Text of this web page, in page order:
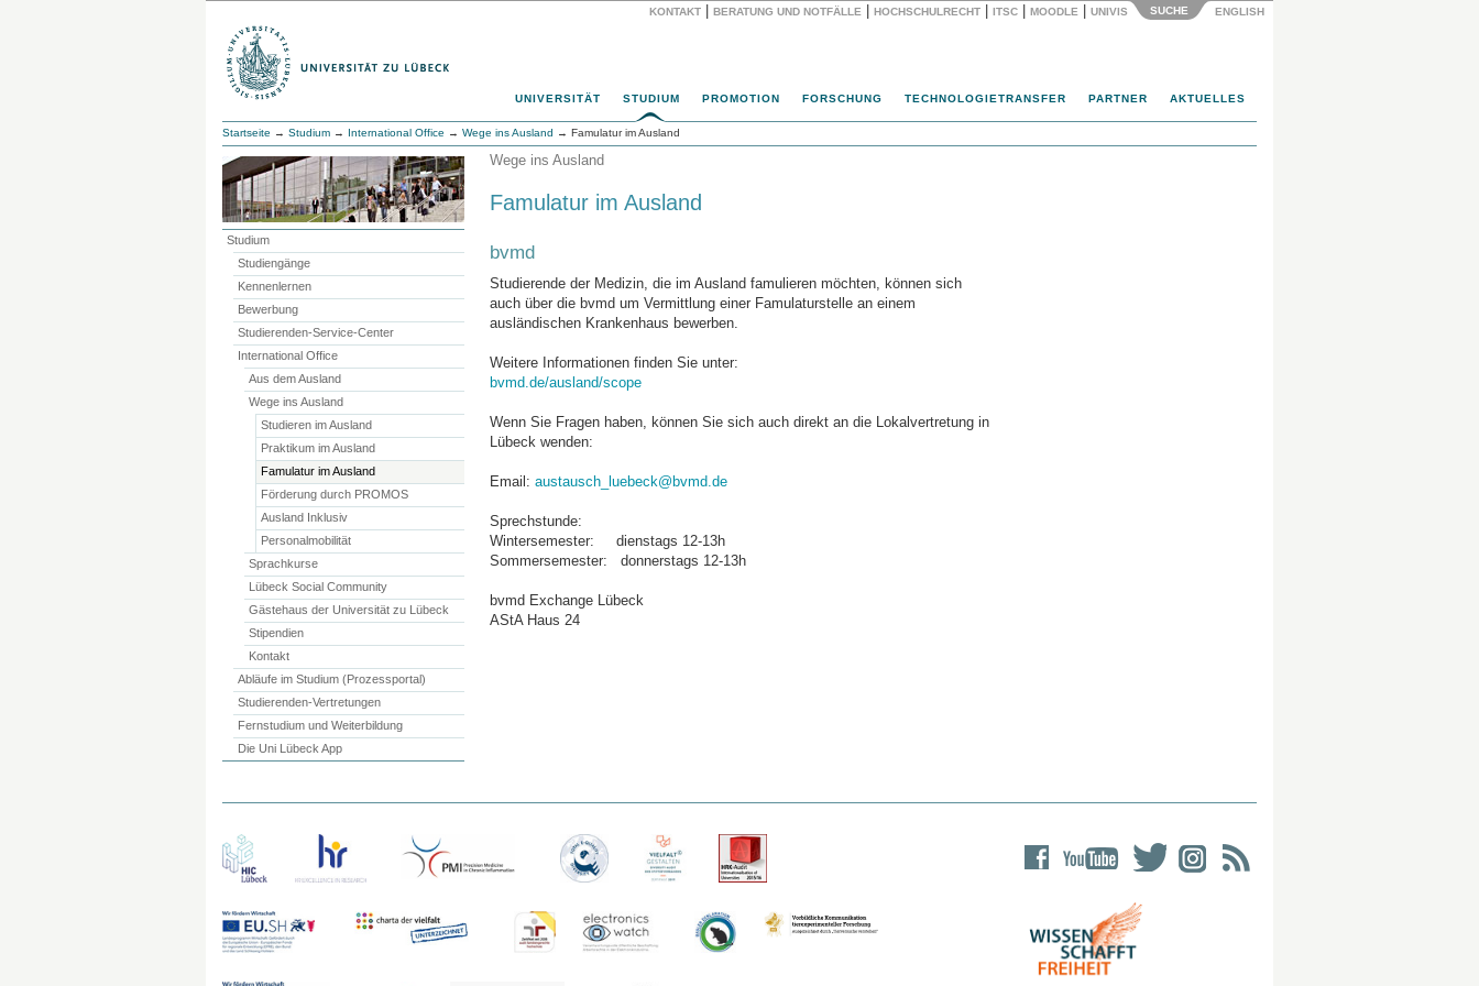
KONTAKT BERATUNG UND NOTFÄLLE HOCHSCHULRECHT ITSC MOODLE UNIVIS SUCHE ENGLISH
UNIVERSITÄT STUDIUM PROMOTION FORSCHUNG TECHNOLOGIETRANSFER PARTNER AKTUELLES
Startseite → Studium → International Office → Wege ins Ausland → Famulatur im Ausland
Studium
Studiengänge
Kennenlernen
Bewerbung
Studierenden-Service-Center
International Office
Aus dem Ausland
Wege ins Ausland
Studieren im Ausland
Praktikum im Ausland
Famulatur im Ausland
Förderung durch PROMOS
Ausland Inklusiv
Personalmobilität
Sprachkurse
Lübeck Social Community
Gästehaus der Universität zu Lübeck
Stipendien
Kontakt
Abläufe im Studium (Prozessportal)
Studierenden-Vertretungen
Fernstudium und Weiterbildung
Die Uni Lübeck App
Wege ins Ausland
Famulatur im Ausland
bvmd
Studierende der Medizin, die im Ausland famulieren möchten, können sich
auch über die bvmd um Vermittlung einer Famulaturstelle an einem
ausländischen Krankenhaus bewerben.
Weitere Informationen finden Sie unter:
bvmd.de/ausland/scope
Wenn Sie Fragen haben, können Sie sich auch direkt an die Lokalvertretung in
Lübeck wenden:
Email: austausch_luebeck@bvmd.de
Sprechstunde:
Wintersemester: dienstags 12-13h
Sommersemester: donnerstags 12-13h
bvmd Exchange Lübeck
AStA Haus 24